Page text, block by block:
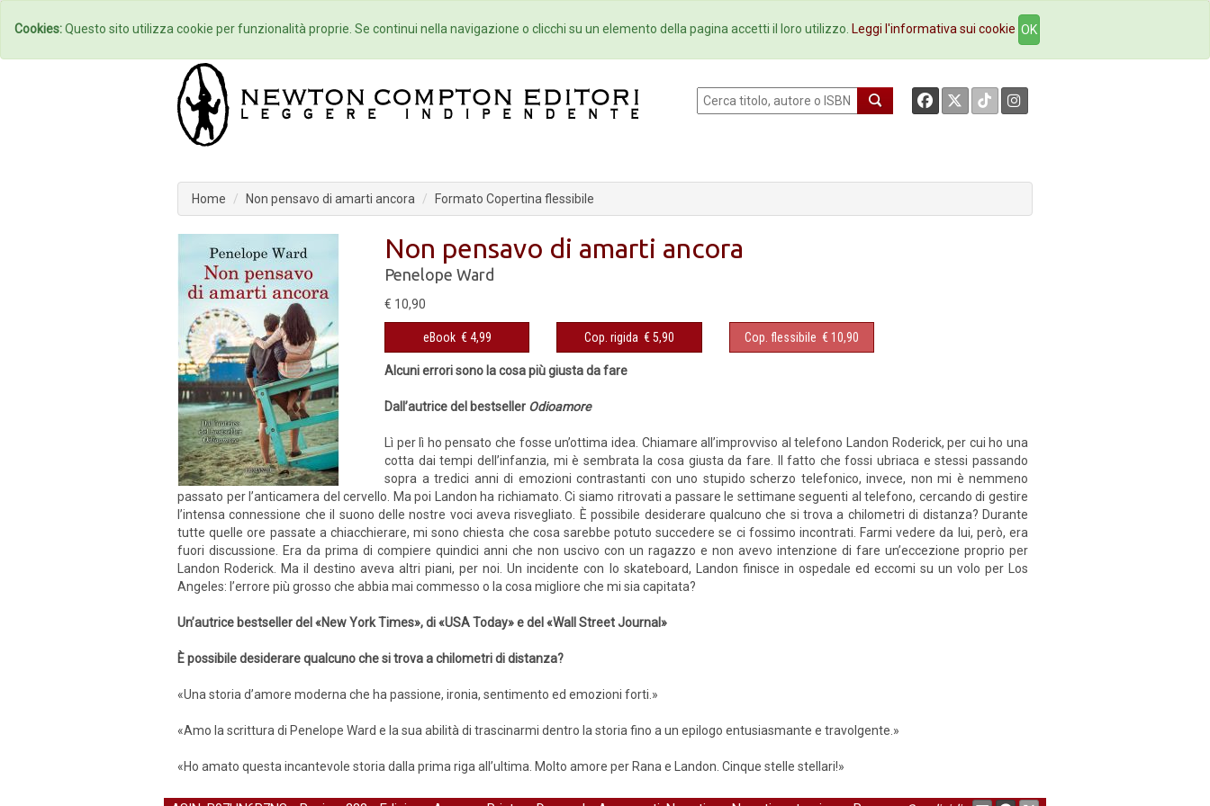
Home Autori Eventi Collane Newsletter Ebookstore Contatti
Home Non pensavo di amarti ancora Formato Copertina flessibile
Non pensavo di amarti ancora
Penelope Ward
€ 10,90
eBook € 4,99 Cop. rigida € 5,90 Cop. flessibile € 10,90
Alcuni errori sono la cosa più giusta da fare
Dall’autrice del bestseller Odioamore
Lì per lì ho pensato che fosse un’ottima idea. Chiamare all’improvviso al telefono Landon Roderick, per cui ho una
cotta dai tempi dell’infanzia, mi è sembrata la cosa giusta da fare. Il fatto che fossi ubriaca e stessi passando
sopra a tredici anni di emozioni contrastanti con uno stupido scherzo telefonico, invece, non mi è nemmeno
passato per l’anticamera del cervello. Ma poi Landon ha richiamato. Ci siamo ritrovati a passare le settimane seguenti al telefono, cercando di gestire
l’intensa connessione che il suono delle nostre voci aveva risvegliato. È possibile desiderare qualcuno che si trova a chilometri di distanza? Durante
tutte quelle ore passate a chiacchierare, mi sono chiesta che cosa sarebbe potuto succedere se ci fossimo incontrati. Farmi vedere da lui, però, era
fuori discussione. Era da prima di compiere quindici anni che non uscivo con un ragazzo e non avevo intenzione di fare un’eccezione proprio per
Landon Roderick. Ma il destino aveva altri piani, per noi. Un incidente con lo skateboard, Landon finisce in ospedale ed eccomi su un volo per Los
Angeles: l’errore più grosso che abbia mai commesso o la cosa migliore che mi sia capitata?
Un’autrice bestseller del «New York Times», di «USA Today» e del «Wall Street Journal»
È possibile desiderare qualcuno che si trova a chilometri di distanza?
«Una storia d’amore moderna che ha passione, ironia, sentimento ed emozioni forti.»
«Amo la scrittura di Penelope Ward e la sua abilità di trascinarmi dentro la storia fino a un epilogo entusiasmante e travolgente.»
«Ho amato questa incantevole storia dalla prima riga all’ultima. Molto amore per Rana e Landon. Cinque stelle stellari!»
Cookies:Questo sito utilizza cookie per funzionalità proprie. Se continui nella navigazione o clicchi su un elemento della pagina accetti il loro utilizzo. Leggi l'informativa sui cookie OK